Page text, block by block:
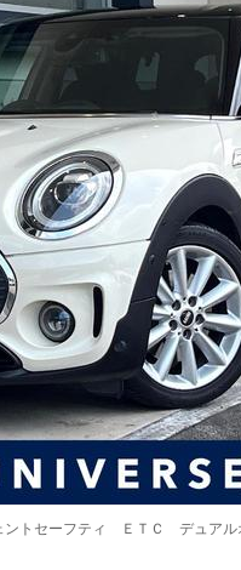
トセーフティ ＥＴＣ デュアル